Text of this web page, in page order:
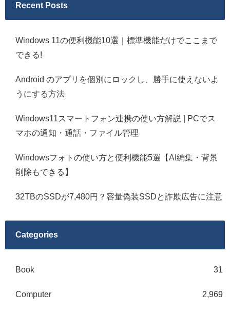
Recent Posts
Windows 11の便利機能10選｜標準機能だけでここまで
できる!
Android のアプリを個別にロックし、勝手に使えないよ
うにする方法
Windows11スマートフォン連携の使い方解説 | PCでス
マホの通知・通話・ファイル管理
Windowsフォトの使い方と便利機能5選【AI編集・背景
削除もできる】
32TBのSSDが7,480円？容量偽装SSDと詐欺広告に注意
Categories
Book 31
Computer 2,969